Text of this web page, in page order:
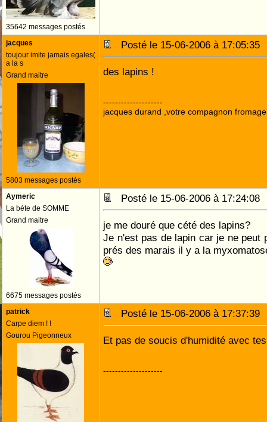
35642 messages postés
jacques
toujour imite jamais egales(
a la s
Grand maitre
5803 messages postés
Posté le 15-06-2006 à
des lapins !
--------------------
jacques durand ,votre compagnon
Aymeric
La béte de SOMME
Grand maitre
6675 messages postés
Posté le 15-06-2006 à
je me douré que cété des lapins?
Je n'est pas de lapin car je ne peut
prés des marais il y a la
patrick
Carpe diem ! !
Gourou Pigeonneux
Posté le 15-06-2006 à
Et pas de soucis d'humidité avec
--------------------